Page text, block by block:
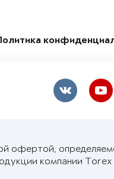
офертой,
компании Torex